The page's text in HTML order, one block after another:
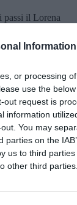
Information
or processing
use the
request is
information
You may
on the
us to third
other third parties.
passi il Lorena
rappresentanti,
situazione politico-
di una
e di vari consoli
e Malta. Costoro
che
quella della